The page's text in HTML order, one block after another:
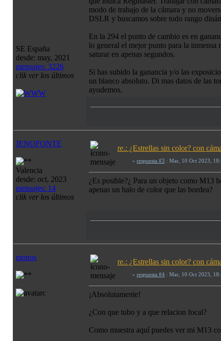
SE España
desde: may, 2021
mensajes: 3226
clik ver los últimos
modo de trabajo de la cámara y no
DSLR y buscamos sobre todo rango
En la 294 el punto de cambio es en
lo general el mejor punto para la
saturar en apenas segundos.
Si has subido la ganancia y/o las
un blanco absoluto. Di mas datos de las
ayudemos.
JENOFONTE
Valencia
desde: oct, 2023
mensajes: 14
clik ver los últimos
re.: ¿Estrellas sin color? con
« respuesta #3 : Mar, 10 Oct 2023,
¿Es posible?¿ Para un objeto como M13
apenas un halo de color que las bordea?
monos
re.: ¿Estrellas sin color? con
« respuesta #4 : Mar, 10 Oct 2023,
¡Absolutamente!
¿Con que tubo y a que relacion focal?
Como muestra aquí puedes ver mi M13